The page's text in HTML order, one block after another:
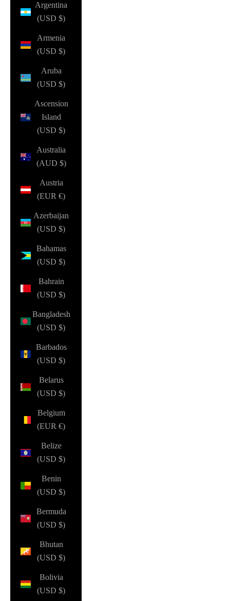
Argentina
(USD $)
Armenia
(USD $)
Aruba
(USD $)
Ascension
Island
(USD $)
Australia
(AUD $)
Austria
(EUR €)
Azerbaijan
(USD $)
Bahamas
(USD $)
Bahrain
(USD $)
Bangladesh
(USD $)
Barbados
(USD $)
Belarus
(USD $)
Belgium
(EUR €)
Belize
(USD $)
Benin
(USD $)
Bermuda
(USD $)
Bhutan
(USD $)
Bolivia
(USD $)